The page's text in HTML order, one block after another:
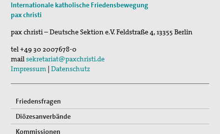
Internationale katholische Friedensbewegung
pax christi
pax christi – Deutsche Sektion e.V.Feldstraße 4,13355 Berlin
tel+49 30 2007678-0
mailsekretariat@paxchristi.de
Impressum |Datenschutz
Friedensfragen
Diözesanverbände
Kommissionen